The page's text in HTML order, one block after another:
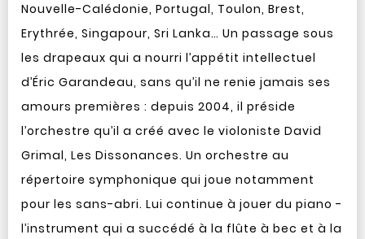
Nouvelle-Calédonie, Portugal, Toulon, Brest,
Erythrée, Singapour, Sri Lanka… Un passage sous
les drapeaux qui a nourri l’appétit intellectuel
d’Éric Garandeau, sans qu’il ne renie jamais ses
amours premières : depuis 2004, il préside
l’orchestre qu’il a créé avec le violoniste David
Grimal, Les Dissonances. Un orchestre au
répertoire symphonique qui joue notamment
pour les sans-abri. Lui continue à jouer du piano -
l’instrument qui a succédé à la flûte à bec et à la